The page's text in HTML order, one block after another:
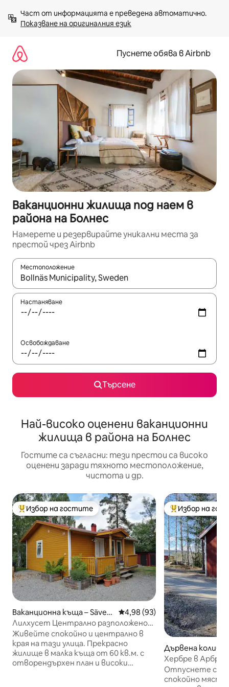
към
съдържанието
Показване на оригиналния език
Пуснете обява в Airbnb
Ваканционни жилища под наем в
района на Болнес
Намерете и резервирайте уникални места за
престой чрез Airbnb
Местоположение
Когато резултатите се покажат, използвайте
Настаняване
Освобождаване
Търсене
Най-високо оценени ваканционни
жилища в района на Болнес
Гостите са съгласни: тези престои са високо
оценени заради тяхното местоположение,
чистота и др.
Най-популярен избор на гостите
Избор на гостите
Ваканционна къща – Sävers
ta-Häggesta
Средна оценка: 4,98 от 5,
4,98 (93)
Лилхусет Централно разположено
жилище в тази уютна къща
Живейте спокойно и централно в
края на тази улица. Прекрасно
жилище в малка къща от 60 кв.м. с
отворендърхен план и високи
Най-популярен
Избор на
Дървена колиба
Хербре в Арбро
Отпуснете се в
спокойно място. Добро място